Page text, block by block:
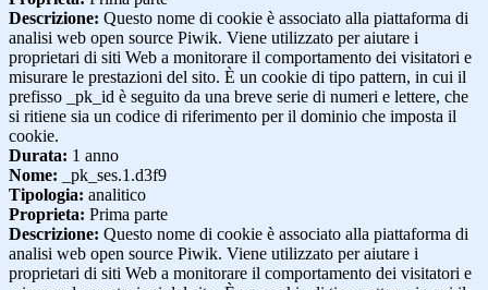
Descrizione: Questo nome di cookie è associato alla piattaforma di
analisi web open source Piwik. Viene utilizzato per aiutare i
proprietari di siti Web a monitorare il comportamento dei visitatori e
misurare le prestazioni del sito. È un cookie di tipo pattern, in cui il
prefisso _pk_id è seguito da una breve serie di numeri e lettere, che
si ritiene sia un codice di riferimento per il dominio che imposta il
cookie.
Durata: 1 anno
Nome: _pk_ses.1.d3f9
Tipologia: analitico
Proprieta: Prima parte
Descrizione: Questo nome di cookie è associato alla piattaforma di
analisi web open source Piwik. Viene utilizzato per aiutare i
proprietari di siti Web a monitorare il comportamento dei visitatori e